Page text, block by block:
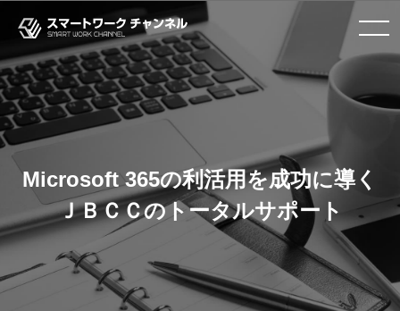
toggle navigation
Microsoft 365の利活用を成功に導く
ＪＢＣＣのトータルサポート